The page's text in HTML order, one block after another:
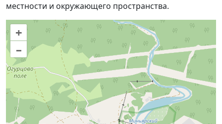
местности и окружающего пространства.
+
–